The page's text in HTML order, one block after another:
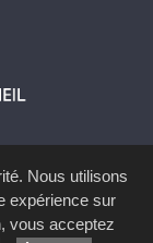
imagenia, créé et
Nous utilisons
expérience sur
vous acceptez